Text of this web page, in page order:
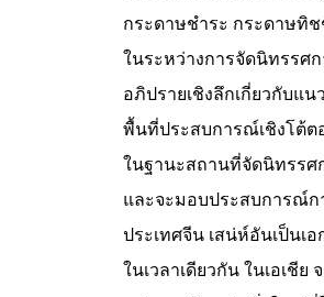
กระดาษชำระ กระดาษทิ
ในระหว่างการจัดนิทรรศ
อภิปรายเชิงลึกเกี่ยวกับแ
พื้นที่ประสบการณ์เชิงโต้
ในฐานะสถานที่จัดนิทรรศ
และจะมอบประสบการณ์ก
ประเทศจีน เสน่ห์อันเป็น
ในเวลาเดียวกัน ในเอเชี